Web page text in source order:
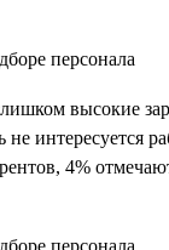
высокие
интересуется
4%